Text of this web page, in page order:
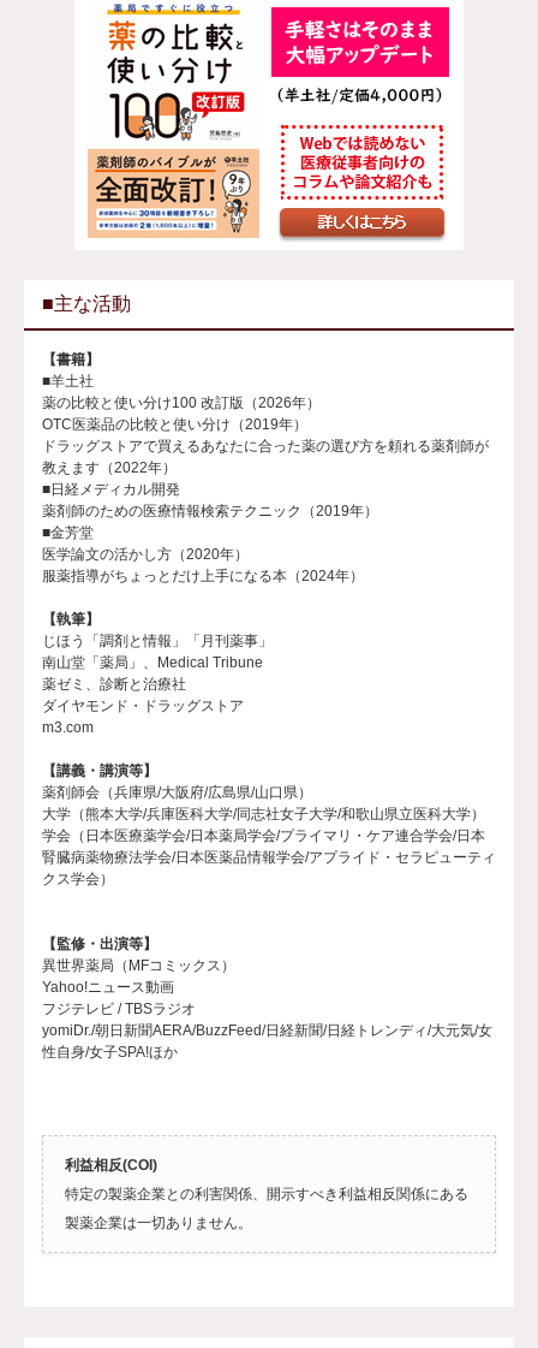
■主な活動
【書籍】
■羊土社
薬の比較と使い分け100 改訂版（2026年）
OTC医薬品の比較と使い分け（2019年）
ドラッグストアで買えるあなたに合った薬の選び方を頼れる薬剤師が
教えます（2022年）
■日経メディカル開発
薬剤師のための医療情報検索テクニック（2019年）
■金芳堂
医学論文の活かし方（2020年）
服薬指導がちょっとだけ上手になる本（2024年）
【執筆】
じほう「調剤と情報」「月刊薬事」
南山堂「薬局」、Medical Tribune
薬ゼミ、診断と治療社
ダイヤモンド・ドラッグストア
m3.com
【講義・講演等】
薬剤師会（兵庫県/大阪府/広島県/山口県）
大学（熊本大学/兵庫医科大学/同志社女子大学/和歌山県立医科大学）
学会（日本医療薬学会/日本薬局学会/プライマリ・ケア連合学会/日本
腎臓病薬物療法学会/日本医薬品情報学会/アプライド・セラピューティ
クス学会）
【監修・出演等】
異世界薬局（MFコミックス）
Yahoo!ニュース動画
フジテレビ / TBSラジオ
yomiDr./朝日新聞AERA/BuzzFeed/日経新聞/日経トレンディ/大元気/女
性自身/女子SPA!ほか
利益相反(COI)
特定の製薬企業との利害関係、開示すべき利益相反関係にある
製薬企業は一切ありません。